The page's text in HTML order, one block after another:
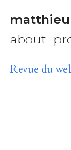
about
Revue du